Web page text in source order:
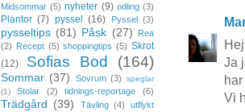
Ja
Vi
Midsommar (5) nyheter (9) odling (3)
Plantor (7) pyssel (16) Pyssel (3)
pysseltips (81) Påsk (27)
Rea
(2) Recept (5) shoppingtips (5) Skrot
(12)
Sofias Bod (164)
Sommar (37) Sovrum (3)
speglar
(1)
Stolar (2) tidnings-reportage (6)
Trädgård (39) Tävling (4)
utflykt